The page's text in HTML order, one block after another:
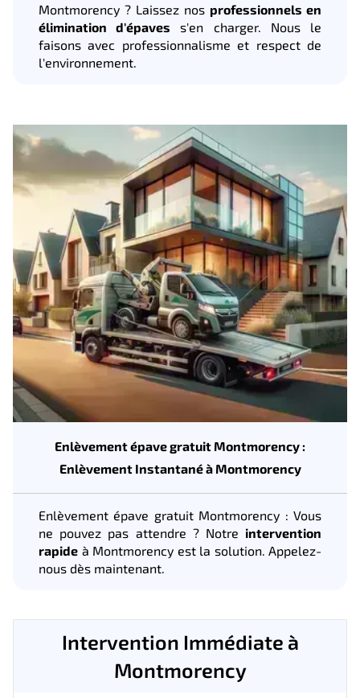
Montmorency ? Laissez nos professionnels en
élimination d'épaves s'en charger. Nous le
faisons avec professionnalisme et respect de
l'environnement.
Enlèvement épave gratuit Montmorency :
Enlèvement Instantané à Montmorency
Enlèvement épave gratuit Montmorency : Vous
ne pouvez pas attendre ? Notre intervention
rapide à Montmorency est la solution. Appelez-
nous dès maintenant.
Intervention Immédiate à
Montmorency